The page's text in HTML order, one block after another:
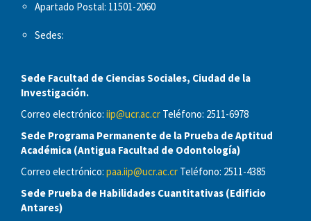
Apartado Postal: 11501-2060
Sedes:
Sede Facultad de Ciencias Sociales, Ciudad de la
Investigación.
Correo electrónico: iip@ucr.ac.cr Teléfono: 2511-6978
Sede Programa Permanente de la Prueba de Aptitud
Académica (Antigua Facultad de Odontología)
Correo electrónico: paa.iip@ucr.ac.cr Teléfono: 2511-4385
Sede Prueba de Habilidades Cuantitativas (Edificio
Antares)